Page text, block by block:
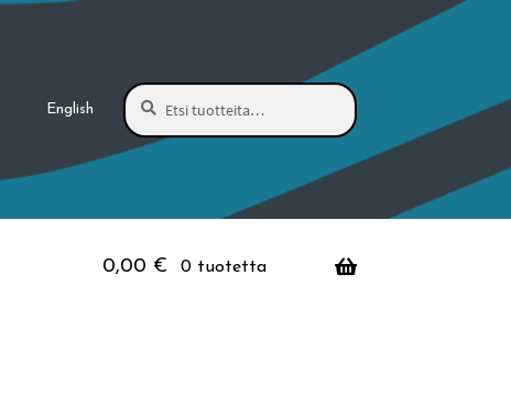
English
Etsi:
Haku
0,00 € 0 tuotetta